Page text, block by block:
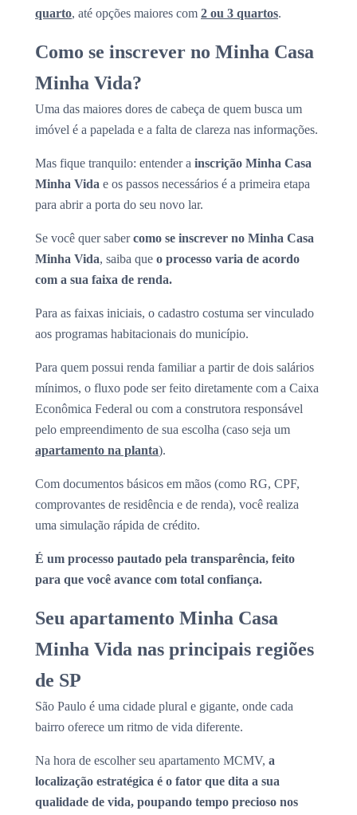
quarto, até opções maiores com 2 ou 3 quartos.
Como se inscrever no Minha Casa
Minha Vida?
Uma das maiores dores de cabeça de quem busca um
imóvel é a papelada e a falta de clareza nas informações.
Mas fique tranquilo: entender a inscrição Minha Casa
Minha Vida e os passos necessários é a primeira etapa
para abrir a porta do seu novo lar.
Se você quer sabercomo se inscrever no Minha Casa
Minha Vida, saiba que o processo varia de acordo
com a sua faixa de renda.
Para as faixas iniciais, o cadastro costuma ser vinculado
aos programas habitacionais do município.
Para quem possui renda familiar a partir de dois salários
mínimos, o fluxo pode ser feito diretamente com a Caixa
Econômica Federal ou com a construtora responsável
pelo empreendimento de sua escolha (caso seja um
apartamento na planta).
Com documentos básicos em mãos (como RG, CPF,
comprovantes de residência e de renda), você realiza
uma simulação rápida de crédito.
É um processo pautado pela transparência, feito
para que você avance com total confiança.
Seu apartamento Minha Casa
Minha Vida nas principais regiões
de SP
São Paulo é uma cidade plural e gigante, onde cada
bairro oferece um ritmo de vida diferente.
Na hora de escolher seu apartamento MCMV, a
localização estratégica é o fator que dita a sua
qualidade de vida, poupando tempo precioso nos